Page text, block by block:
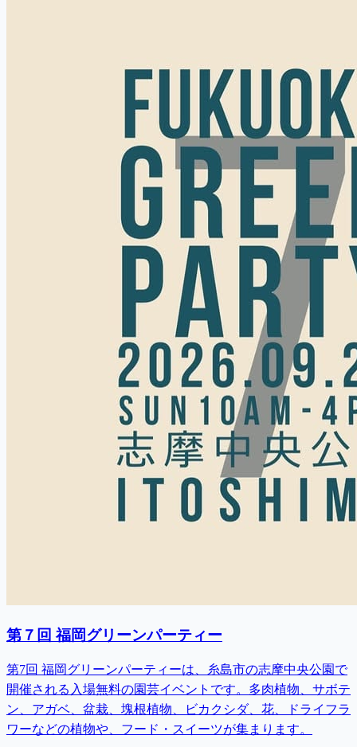
第７回 福岡グリーンパーティー
第7回 福岡グリーンパーティーは、糸島市の志摩中央公園で
開催される入場無料の園芸イベントです。多肉植物、サボテ
ン、アガベ、盆栽、塊根植物、ビカクシダ、花、ドライフラ
ワーなどの植物や、フード・スイーツが集まります。